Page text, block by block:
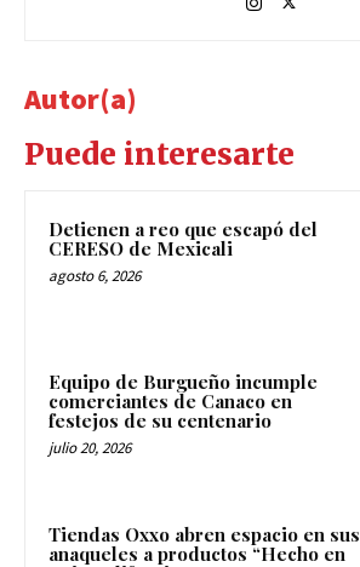
Autor(a)
Puede interesarte
Detienen a reo que escapó del
CERESO de Mexicali
agosto 6, 2026
Equipo de Burgueño incumple
comerciantes de Canaco en
festejos de su centenario
julio 20, 2026
Tiendas Oxxo abren espacio en sus
anaqueles a productos “Hecho en